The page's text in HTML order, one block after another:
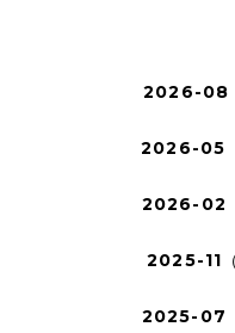
2026-08
2026-05
2026-02
2025-11
2025-07